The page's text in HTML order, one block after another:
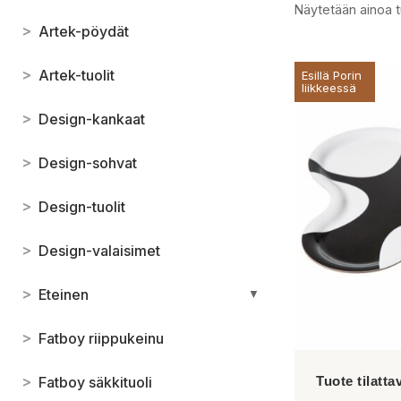
> Artek-pöydät
> Artek-tuolit
> Design-kankaat
> Design-sohvat
> Design-tuolit
> Design-valaisimet
> Eteinen ▼
> Fatboy riippukeinu
> Fatboy säkkituoli
Näytetään ainoa
Esillä Porin
liikkeessä